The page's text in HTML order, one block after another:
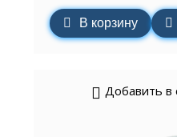
В корзину
Добавить в